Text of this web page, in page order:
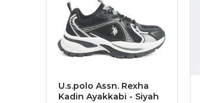
U.s.polo Assn. Rexha
Kadin Ayakkabi - Siyah